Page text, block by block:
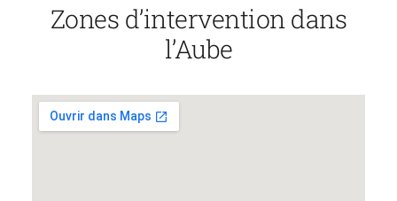
Zones d’intervention dans
l’Aube